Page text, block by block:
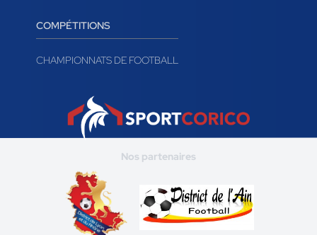
COMPÉTITIONS
CHAMPIONNATS DE FOOTBALL
Nos partenaires